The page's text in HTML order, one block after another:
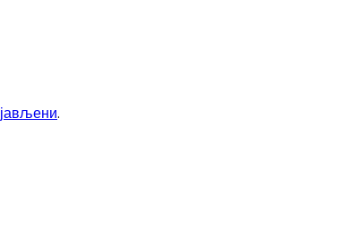
.